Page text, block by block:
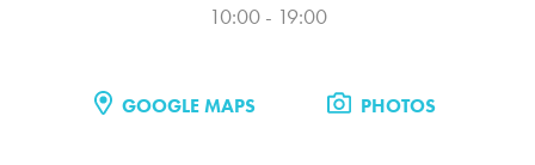
10:00 - 19:00
GOOGLE MAPS PHOTOS